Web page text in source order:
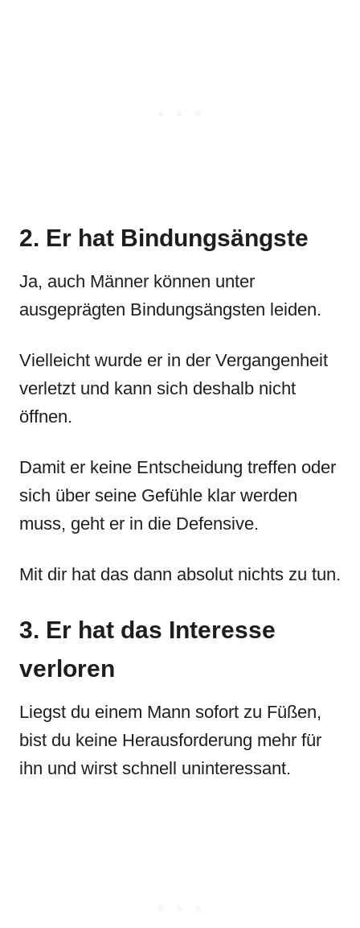
2. Er hat Bindungsängste
Ja, auch Männer können unter
ausgeprägten Bindungsängsten leiden.
Vielleicht wurde er in der Vergangenheit
verletzt und kann sich deshalb nicht
öffnen.
Damit er keine Entscheidung treffen oder
sich über seine Gefühle klar werden
muss, geht er in die Defensive.
Mit dir hat das dann absolut nichts zu tun.
3. Er hat das Interesse
verloren
Liegst du einem Mann sofort zu Füßen,
bist du keine Herausforderung mehr für
ihn und wirst schnell uninteressant.